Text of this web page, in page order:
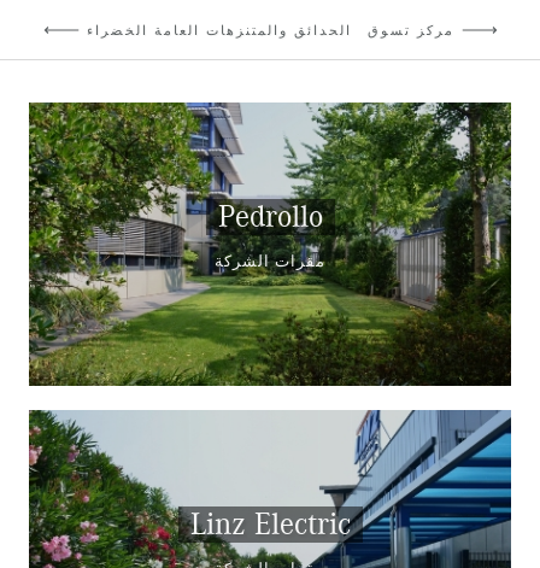
الحدائق والمتنزهات العامة الخضراء مركز تسوق
Pedrollo
مقرات الشركة
Linz Electric